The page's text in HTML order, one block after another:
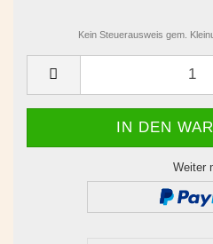
Kein Steuerausweis gem.
Weiter